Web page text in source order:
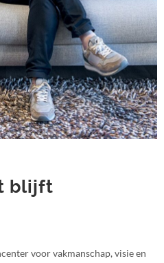
blijft
voor vakmanschap, visie en